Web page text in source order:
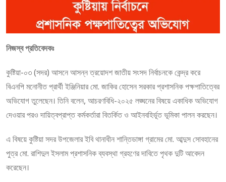
নিজস্ব প্রতিবেদকঃ
কুষ্টিয়া-০৩ (সদর) আসনে আসন্ন ত্রয়োদশ জাতীয় সংসদ নির্বাচনকে কেন্দ্র করে
বিএনপি মনোনীত প্রার্থী ইঞ্জিনিয়ার মো. জাকির হোসেন সরকার প্রশাসনিক পক্ষপাতিত্বের
অভিযোগ তুলেছেন। তিনি বলেন, আচরণবিধি-২০২৫ লঙ্ঘনের বিষয়ে একাধিক অভিযোগ
দেওয়ার পরও দায়িত্বপ্রাপ্ত কর্মকর্তারা বিতর্কিত ও আইনবহির্ভূত ভূমিকা পালন করছেন।
এ বিষয়ে কুষ্টিয়া সদর উপজেলার ইবি থানাধীন শান্তিডাঙ্গা গ্রামের মো. আব্দুস সোবহানের
পুত্র মো. রাশিদুল ইসলাম প্রশাসনিক ব্যবস্থা গ্রহণের দাবিতে পৃথক দুটি আবেদন
করেছেন।